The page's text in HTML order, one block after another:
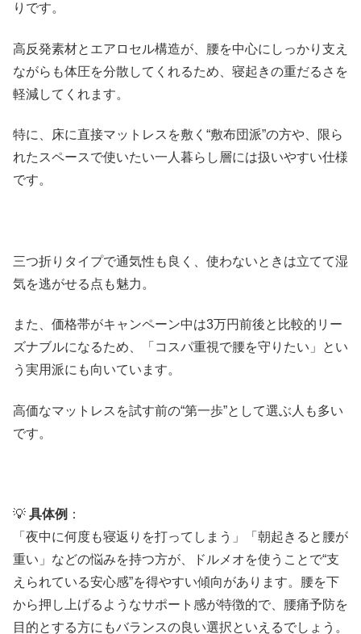
りです。
高反発素材とエアロセル構造が、腰を中心にしっかり支え
ながらも体圧を分散してくれるため、寝起きの重だるさを
軽減してくれます。
特に、床に直接マットレスを敷く“敷布団派”の方や、限ら
れたスペースで使いたい一人暮らし層には扱いやすい仕様
です。
三つ折りタイプで通気性も良く、使わないときは立てて湿
気を逃がせる点も魅力。
また、価格帯がキャンペーン中は3万円前後と比較的リー
ズナブルになるため、「コスパ重視で腰を守りたい」とい
う実用派にも向いています。
高価なマットレスを試す前の“第一歩”として選ぶ人も多い
です。
💡 具体例 ：
「夜中に何度も寝返りを打ってしまう」「朝起きると腰が
重い」などの悩みを持つ方が、ドルメオを使うことで“支
えられている安心感”を得やすい傾向があります。腰を下
から押し上げるようなサポート感が特徴的で、腰痛予防を
目的とする方にもバランスの良い選択といえるでしょう。